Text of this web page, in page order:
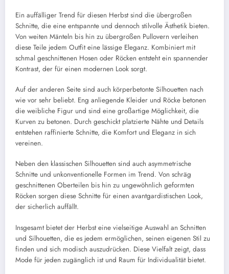
Ein auffälliger Trend für diesen Herbst sind die übergroßen
Schnitte, die eine entspannte und dennoch stilvolle Ästhetik bieten.
Von weiten Mänteln bis hin zu übergroßen Pullovern verleihen
diese Teile jedem Outfit eine lässige Eleganz. Kombiniert mit
schmal geschnittenen Hosen oder Röcken entsteht ein spannender
Kontrast, der für einen modernen Look sorgt.
Auf der anderen Seite sind auch körperbetonte Silhouetten nach
wie vor sehr beliebt. Eng anliegende Kleider und Röcke betonen
die weibliche Figur und sind eine großartige Möglichkeit, die
Kurven zu betonen. Durch geschickt platzierte Nähte und Details
entstehen raffinierte Schnitte, die Komfort und Eleganz in sich
vereinen.
Neben den klassischen Silhouetten sind auch asymmetrische
Schnitte und unkonventionelle Formen im Trend. Von schräg
geschnittenen Oberteilen bis hin zu ungewöhnlich geformten
Röcken sorgen diese Schnitte für einen avantgardistischen Look,
der sicherlich auffällt.
Insgesamt bietet der Herbst eine vielseitige Auswahl an Schnitten
und Silhouetten, die es jedem ermöglichen, seinen eigenen Stil zu
finden und sich modisch auszudrücken. Diese Vielfalt zeigt, dass
Mode für jeden zugänglich ist und Raum für Individualität bietet.